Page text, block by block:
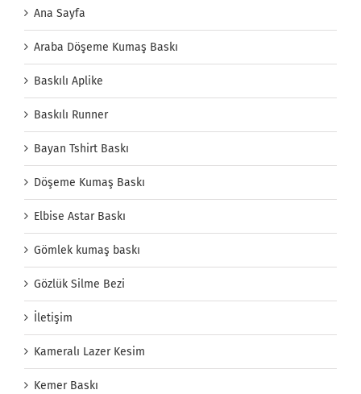
Ana Sayfa
Araba Döşeme Kumaş Baskı
Baskılı Aplike
Baskılı Runner
Bayan Tshirt Baskı
Döşeme Kumaş Baskı
Elbise Astar Baskı
Gömlek kumaş baskı
Gözlük Silme Bezi
İletişim
Kameralı Lazer Kesim
Kemer Baskı